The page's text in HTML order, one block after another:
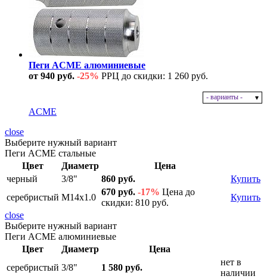
Пеги ACME алюминиевые
от 940 руб. -25% РРЦ до скидки: 1 260 руб.
- варианты -
ACME
close
Выберите нужный вариант
Пеги ACME стальные
Цвет
Диаметр
Цена
черный
3/8" 860 руб.
Купить
серебристый M14x1.0
670 руб. -17% Цена до
скидки: 810 руб.
Купить
close
Выберите нужный вариант
Пеги ACME алюминиевые
Цвет
Диаметр
Цена
серебристый 3/8" 1 580 руб.
нет в
наличии